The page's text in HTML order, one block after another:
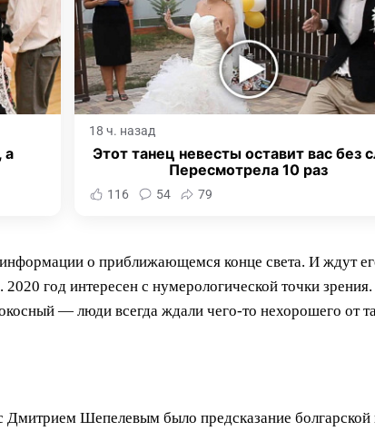
а
18 ч. назад
Этот танец невесты оставит вас без
Пересмотрела 10 раз
116 54 79
о приближающемся конце света. И ждут
год интересен с нумерологической точки
— люди всегда ждали чего-то нехорошего от
Шепелевым было предсказание